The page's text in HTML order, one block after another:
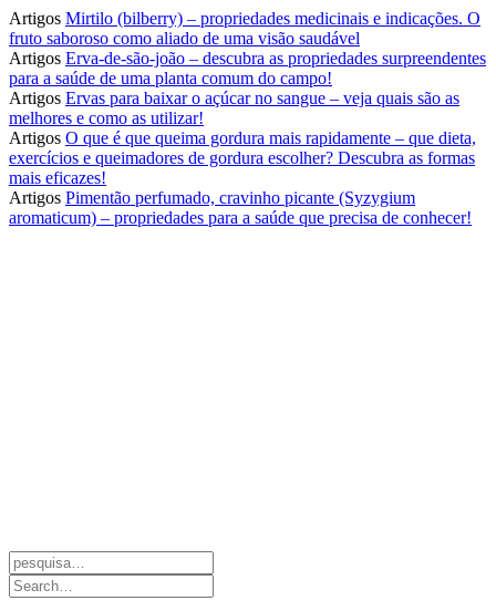
Artigos Mirtilo (bilberry) – propriedades medicinais e indicações. O
fruto saboroso como aliado de uma visão saudável
Artigos Erva-de-são-joão – descubra as propriedades surpreendentes
para a saúde de uma planta comum do campo!
Artigos Ervas para baixar o açúcar no sangue – veja quais são as
melhores e como as utilizar!
Artigos O que é que queima gordura mais rapidamente – que dieta,
exercícios e queimadores de gordura escolher? Descubra as formas
mais eficazes!
Artigos Pimentão perfumado, cravinho picante (Syzygium
aromaticum) – propriedades para a saúde que precisa de conhecer!